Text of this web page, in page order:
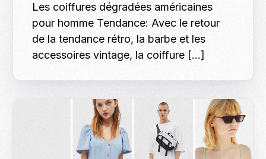
Les coiffures dégradées américaines
pour homme Tendance: Avec le retour
de la tendance rétro, la barbe et les
accessoires vintage, la coiffure […]